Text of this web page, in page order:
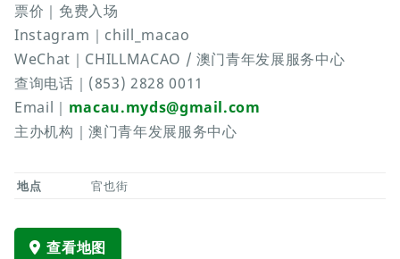
票价｜免费入场
Instagram｜chill_macao
WeChat｜CHILLMACAO / 澳门青年发展服务中心
查询电话｜(853) 2828 0011
Email｜ macau.myds@gmail.com
主办机构｜澳门青年发展服务中心
地点 官也街
查看地图